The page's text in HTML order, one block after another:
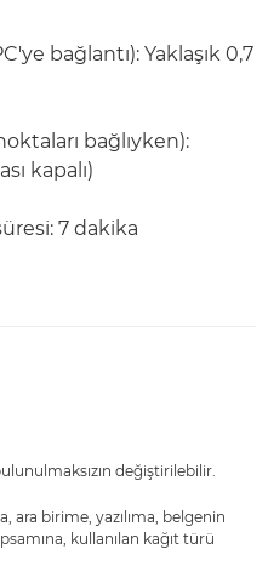
bağlantı): Yaklaşık 0,7
bağlıyken):
kapalı)
7 dakika
değiştirilebilir.
ara birime, yazılıma, belgenin
kullanılan kağıt türü